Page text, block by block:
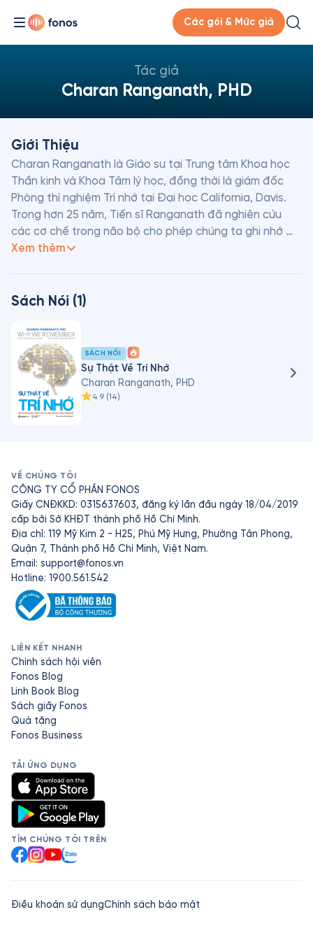
Các gói & Mức giá
Tác giả
Charan Ranganath, PHD
Giới Thiệu
Charan Ranganath là Giáo sư tại Trung tâm Khoa học
Thần kinh và Khoa Tâm lý học, đồng thời là giám đốc
Phòng thí nghiệm Trí nhớ tại Đại học California, Davis.
Trong hơn 25 năm, Tiến sĩ Ranganath đã nghiên cứu
các cơ chế trong não bộ cho phép chúng ta ghi nhớ
các sự kiện trong quá khứ, sử dụng các kỹ thuật hình
vinh danh với nhiều giải thưởng, bao gồm Học bổng
Giảng viên. Ngoài lĩnh vực khoa học thần kinh, Tiến sĩ
Ranganath còn là một nhạc sĩ kiêm nghệ sĩ guitar với
nhiều sản phẩm thu âm.
Xem thêm
Sách Nói (1)
SÁCH NÓI
Sự Thật Về Trí Nhớ
Charan Ranganath, PHD
4.9 (14)
VỀ CHÚNG TÔI
CÔNG TY CỔ PHẦN FONOS
Giấy CNĐKKD: 0315637603, đăng ký lần đầu ngày 18/04/2019
cấp bởi Sở KHĐT thành phố Hồ Chí Minh.
Địa chỉ: 119 Mỹ Kim 2 - H25, Phú Mỹ Hưng, Phường Tân Phong,
Quận 7, Thành phố Hồ Chí Minh, Việt Nam.
Email: support@fonos.vn
Hotline: 1900.561.542
LIÊN KẾT NHANH
Chính sách hội viên
Fonos Blog
Linh Book Blog
Sách giấy Fonos
Quà tặng
Fonos Business
TẢI ỨNG DỤNG
TÌM CHÚNG TÔI TRÊN
Facebook
Instagram
YouTube
Zalo
Điều khoản sử dụngChính sách bảo mật